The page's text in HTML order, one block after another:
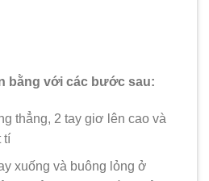
bằng với các bước sau:
thẳng, 2 tay giơ lên cao và
tí
xuống và buông lỏng ở